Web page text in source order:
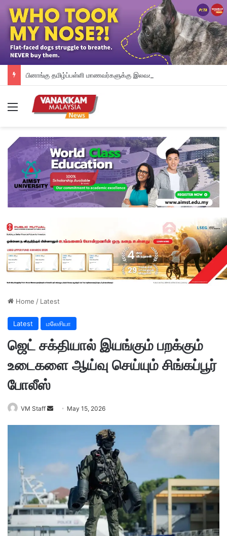
Menu
Home / Latest
Latest மலேசியா
ஜெட் சக்தியால் இயங்கும் பறக்கும்
உடைகளை ஆய்வு செய்யும் சிங்கப்பூர்
போலீஸ்
VM Staff
m
a
i
l
May 15, 2026